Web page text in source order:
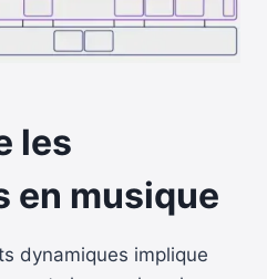
les
en musique
dynamiques implique